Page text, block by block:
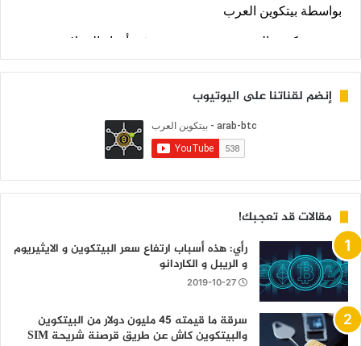
إنضم لقناتنا على اليوتيوب
مقالات قد تعجبك!
رأي: هذه أسباب ارتفاع سعر البيتكوين و الايثيريوم
و الريبل و الكاردانو
2019-10-27
سرقة ما قيمته 45 مليون دولار من البيتكوين
والبيتكوين كاش عن طريق قرصنة شريحة SIM